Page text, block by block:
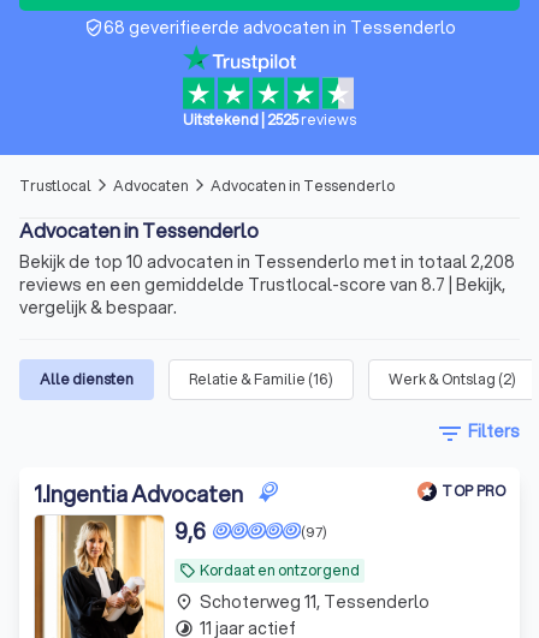
verified_user68 geverifieerde advocaten in Tessenderlo
Uitstekend 2525reviews
Trustlocal arrow_forward_ios Advocaten arrow_forward_ios Advocaten in Tessenderlo
Advocaten in Tessenderlo
Bekijk de top 10 advocaten in Tessenderlo met in totaal 2,208
reviews en een gemiddelde Trustlocal-score van 8.7 | Bekijk,
vergelijk & bespaar.
Alle diensten Relatie & Familie (16) Werk & Ontslag (2)
filter_list Filters
1.Ingentia Advocaten TOP PRO
local_offer Kordaat en ontzorgend
(97)
9,6
place Schoterweg 11, Tessenderlo
timelapse 11 jaar actief